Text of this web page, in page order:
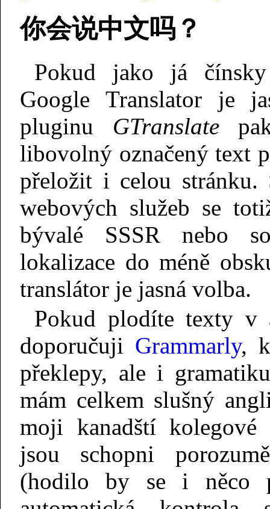
你会说中文吗？
Pokud jako já
Google Translator je
pluginu GTranslate
libovolný označený text
přeložit i celou stránku.
webových služeb se
bývalé SSSR nebo
lokalizace do méně
translátor je jasná volba.
Pokud plodíte texty v
doporučuji Grammarly,
překlepy, ale i
mám celkem slušný
moji kanadští
jsou schopni
(hodilo by se i něco